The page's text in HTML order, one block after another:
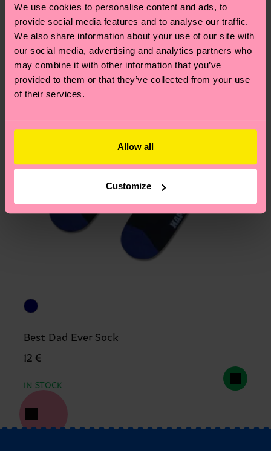
We use cookies to personalise content and ads, to
provide social media features and to analyse our traffic.
We also share information about your use of our site with
our social media, advertising and analytics partners who
may combine it with other information that you’ve
provided to them or that they’ve collected from your use
of their services.
Allow all
Customize
Vous avez des questions sur les retours ? Visitez
notre pageRetour pour trouver les réponses aux
questions les plus fréquemment posées.
Idée de cadeau
Best Dad Ever Sock
12 €
IN STOCK